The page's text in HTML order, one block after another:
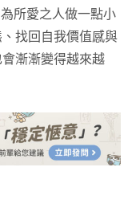
所愛之人做一點小
找回自我價值感與
漸漸變得越來越